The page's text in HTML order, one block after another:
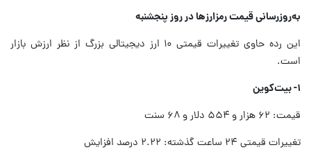
به‌روزرسانی قیمت رمزارزها در روز پنجشنبه
این رده حاوی تغییرات قیمتی ۱۰ ارز دیجیتالی بزرگ از نظر ارزش بازار
است.
۱- بیت‌کوین
قیمت: ۶۲ هزار و ۵۵۴ دلار و ۶۸ سنت
تغییرات قیمتی ۲۴ ساعت گذشته: ۲.۲۲ درصد افزایش